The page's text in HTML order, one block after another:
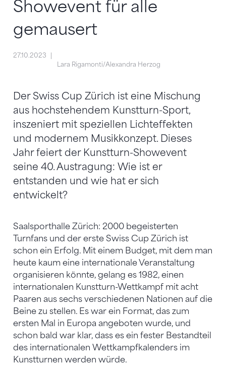
Showevent für alle
gemausert
27.10.2023
Lara Rigamonti/Alexandra Herzog
Der Swiss Cup Zürich ist eine Mischung
aus hochstehendem Kunstturn-Sport,
inszeniert mit speziellen Lichteffekten
und modernem Musikkonzept. Dieses
Jahr feiert der Kunstturn-Showevent
seine 40. Austragung: Wie ist er
entstanden und wie hat er sich
entwickelt?
Saalsporthalle Zürich: 2000 begeisterten
Turnfans und der erste Swiss Cup Zürich ist
schon ein Erfolg. Mit einem Budget, mit dem man
heute kaum eine internationale Veranstaltung
organisieren könnte, gelang es 1982, einen
internationalen Kunstturn-Wettkampf mit acht
Paaren aus sechs verschiedenen Nationen auf die
Beine zu stellen. Es war ein Format, das zum
ersten Mal in Europa angeboten wurde, und
schon bald war klar, dass es ein fester Bestandteil
des internationalen Wettkampfkalenders im
Kunstturnen werden würde.